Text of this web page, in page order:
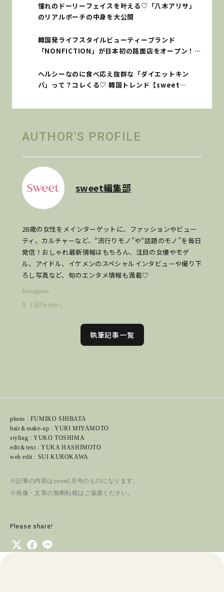
憧れのドーリーフェイスを叶える♡「八木アリサ」
のリアルポーチの中身を大公開
韓国発ライフスタイルビューティーブランド
「NONFICTION」が日本初の路面店をオープン！
ヘルシーなのに食べ応え抜群な「ダイエットキン
パ」って？コレくる♡ 韓国トレンド【sweet
AUTHOR'S PROFILE
sweet編集部
28歳の女性をメインターゲットに、ファッションやビュー
ティ、カルチャーなど、“流行りモノ”や“話題のモノ”を毎日
発信！おしゃれ最新情報はもちろん、注目の女優やモデ
ル、アイドル、イケメンのスペシャルインタビューや撮り下
ろし写真など、旬のエンタメ情報も満載♡
Instagram
X（旧Twitter）
執筆記事一覧
photo : FUMIKO SHIBATA
hair＆make-up : YURI MIYAMOTO
styling : YUKO TOSHIMA
edit＆text : YUKA HASHIMOTO
web edit : SUI KUROKAWA
※記事の内容はsweet2月号のものになります。
※画像・文章の無断転載はご遠慮ください。
Please share!